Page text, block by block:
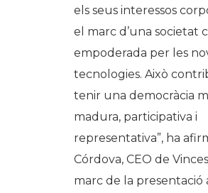
els seus interessos
el marc d’una societat
empoderada per les
tecnologies. Això
tenir una democràcia
madura, participativa i
representativa”, ha
Córdova, CEO de
marc de la presentació